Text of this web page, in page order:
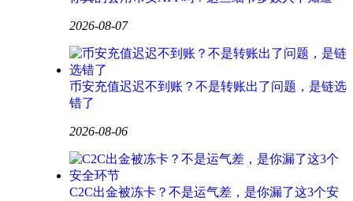
2026-08-07
币安充值迟迟不到账？不是转账出了问题，是链选
错了
2026-08-06
C2C出金被冻卡？不是运气差，是你漏了这3个安